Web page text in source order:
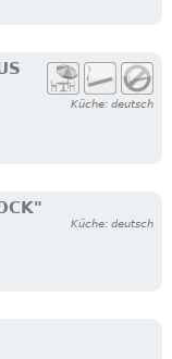
Küche: deutsch
Küche: deutsch